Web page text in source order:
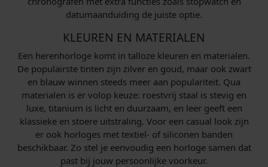
datumaanduiding de juiste optie.
KLEUREN EN MATERIALEN
Een herenhorloge komt in talloze kleuren en materialen.
De populairste tinten zijn zilver en goud, maar ook zwart
en blauw winnen steeds meer aan populariteit. Qua
materialen is er volop keuze: roestvrij staal is stevig en
luxe, titanium is licht en duurzaam, en leer geeft een
klassieke en stoere uitstraling. Voor een casual look zijn
er ook horloges met textiel- of siliconen banden
beschikbaar. Zo stel je eenvoudig een horloge samen dat
past bij jouw persoonlijke voorkeur.